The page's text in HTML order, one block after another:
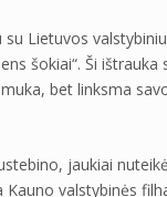
Lietuvos
šokiai“. Ši
bet linksma
jaukiai
valstybinės